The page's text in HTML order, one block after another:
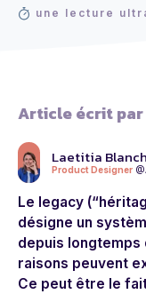
une lecture
Article écrit par
Laetitia
Product Designer
Le legacy
désigne un
depuis longtemps
raisons peuvent
Ce peut être le